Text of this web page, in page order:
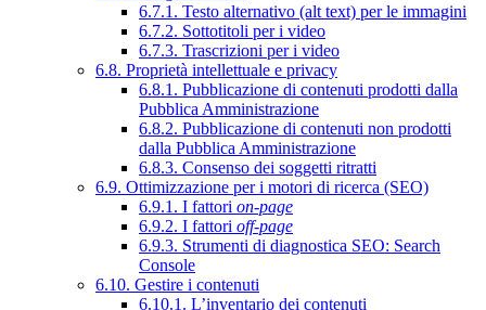
6.7.1. Testo alternativo (alt text) per le immagini
6.7.2. Sottotitoli per i video
6.7.3. Trascrizioni per i video
6.8. Proprietà intellettuale e privacy
6.8.1. Pubblicazione di contenuti prodotti dalla
Pubblica Amministrazione
6.8.2. Pubblicazione di contenuti non prodotti
dalla Pubblica Amministrazione
6.8.3. Consenso dei soggetti ritratti
6.9. Ottimizzazione per i motori di ricerca (SEO)
6.9.1. I fattori on-page
6.9.2. I fattori off-page
6.9.3. Strumenti di diagnostica SEO: Search
Console
6.10. Gestire i contenuti
6.10.1. L’inventario dei contenuti